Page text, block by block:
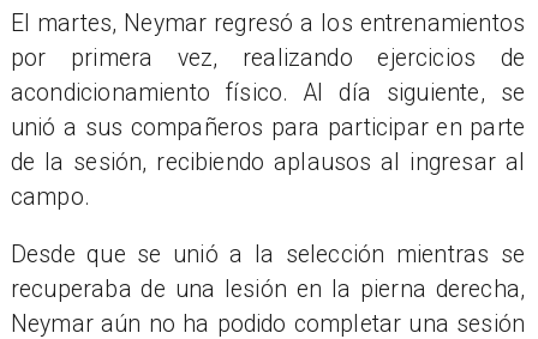
El martes, Neymar regresó a los entrenamientos
por primera vez, realizando ejercicios de
acondicionamiento físico. Al día siguiente, se
unió a sus compañeros para participar en parte
de la sesión, recibiendo aplausos al ingresar al
campo.
Desde que se unió a la selección mientras se
recuperaba de una lesión en la pierna derecha,
Neymar aún no ha podido completar una sesión